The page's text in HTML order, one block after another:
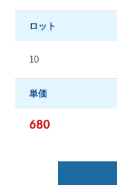
ロット
10
単価
680